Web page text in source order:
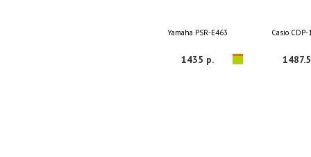
Yamaha PSR-E463
1435 р.
Casio CDP-